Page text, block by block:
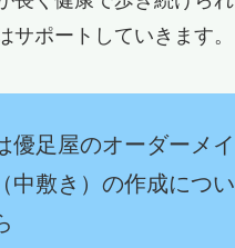
サポートしていきます。
優足屋のオーダーメ
中敷き）の作成につ